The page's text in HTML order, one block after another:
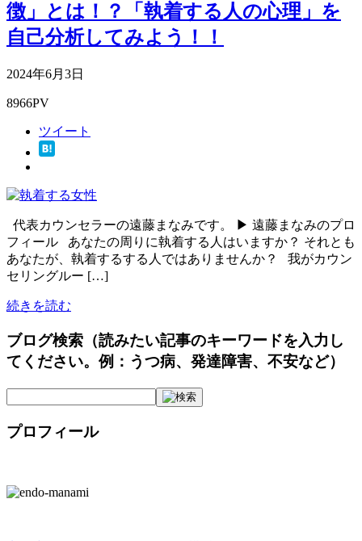
徴」とは！？「執着する人の心理」を
自己分析してみよう！！
2024年6月3日
8966PV
ツイート
代表カウンセラーの遠藤まなみです。 ▶ 遠藤まなみのプロ
フィール あなたの周りに執着する人はいますか？ それとも
あなたが、執着するする人ではありませんか？ 我がカウン
セリングルー […]
続きを読む
ブログ検索（読みたい記事のキーワードを入力し
てください。例：うつ病、発達障害、不安など）
プロフィール